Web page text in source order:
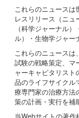
これらのニュースは
レスリリース（ニ
（科学ジャーナル
ル）・生物学ジャー
これらのニュースは
試験の戦略策定、マ
ャーキャピタリス
品のライフサイクル
療専門家の治療方法
策の計画・実行を補